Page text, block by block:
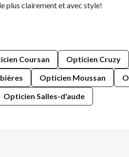
plus clairement et avec style!
Coursan Opticien Cruzy
Opticien Moussan
Opticien Salles-d'aude